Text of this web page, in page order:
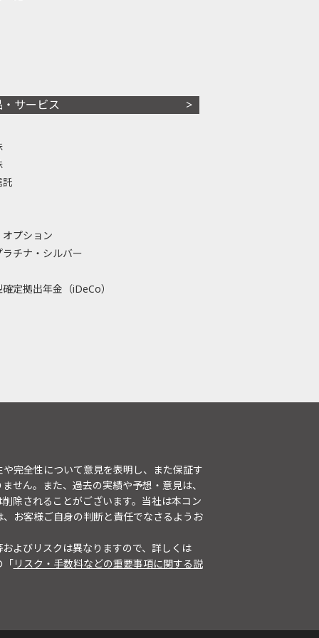
・サービス
託
プション
ラチナ・シルバー
定拠出年金（iDeCo）
完全性について意見を表明し、また保証す
せん。また、過去の実績や予想・意見は、
除されることがございます。当社は本コン
お客様ご自身の判断と責任でなさるようお
よびリスクは異なりますので、詳しくは
「リスク・手数料などの重要事項に関する説